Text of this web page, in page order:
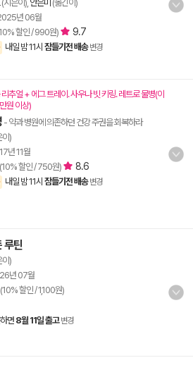
(지은이), 안은미 (옮긴이)
년 06월
할인 / 990원) 9.7
내일 밤 11시 잠들기전 배송 변경
추얼 + 에그 트레이. 사우나 빗 키링. 레트로 물병(이
원 이상)
- 약과 병원에 의존하던 건강 주권을 회복하라
이)
년 11월
할인 / 750원) 8.6
내일 밤 11시 잠들기전 배송 변경
루틴
)
년 07월
할인 / 1,100원)
면8월 11일 출고 변경